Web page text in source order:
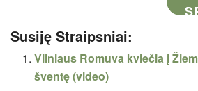
Susiję Straipsniai:
Vilniaus Romuva kviečia į
šventę (video)